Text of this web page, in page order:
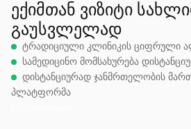
ᲔᲥᲘᲛᲗᲐᲜ ᲕᲘᲖᲘᲢᲘ
ᲒᲐᲣᲡᲕᲚᲔᲚᲐᲓ
ტრადიციული კლინიკის ციფრული
სამედიცინო მომსახურება
დისტანციურად ჯანმრთელობის
პლატფორმა